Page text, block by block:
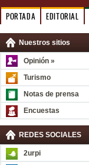
PORTADA EDITORIAL
Nuestros sitios
Opinión »
Turismo
Notas de prensa
Encuestas
REDES SOCIALES
2urpi